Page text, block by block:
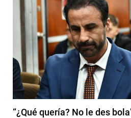
“¿Qué quería? No le des